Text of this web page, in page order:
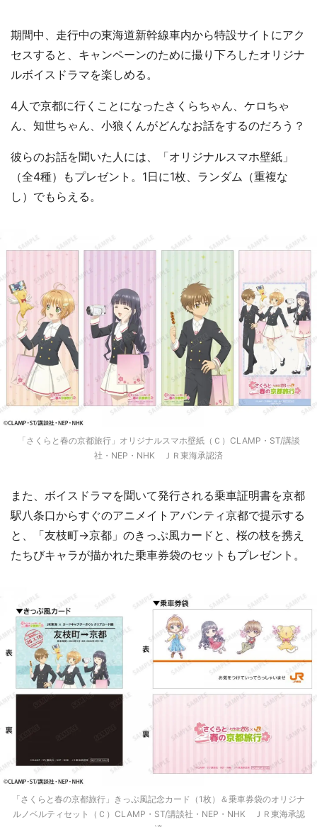
期間中、走行中の東海道新幹線車内から特設サイトにアク
セスすると、キャンペーンのために撮り下ろしたオリジナ
ルボイスドラマを楽しめる。
4人で京都に行くことになったさくらちゃん、ケロちゃ
ん、知世ちゃん、小狼くんがどんなお話をするのだろう？
彼らのお話を聞いた人には、「オリジナルスマホ壁紙」
（全4種）もプレゼント。1日に1枚、ランダム（重複な
し）でもらえる。
「さくらと春の京都旅行」オリジナルスマホ壁紙（Ｃ）CLAMP・ST/講談
社・NEP・NHK ＪＲ東海承認済
また、ボイスドラマを聞いて発行される乗車証明書を京都
駅八条口からすぐのアニメイトアバンティ京都で提示する
と、「友枝町→京都」のきっぷ風カードと、桜の枝を携え
たちびキャラが描かれた乗車券袋のセットもプレゼント。
「さくらと春の京都旅行」きっぷ風記念カード（1枚）＆乗車券袋のオリジナ
ルノベルティセット（Ｃ）CLAMP・ST/講談社・NEP・NHK ＪＲ東海承認